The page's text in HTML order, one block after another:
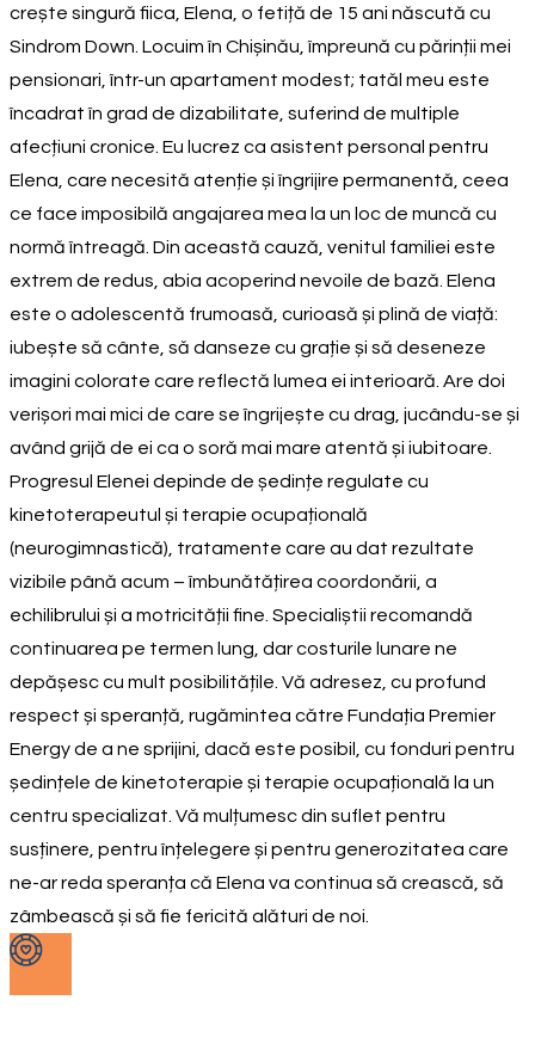
crește singură fiica, Elena, o fetiță de 15 ani născută cu
Sindrom Down. Locuim în Chișinău, împreună cu părinții mei
pensionari, într-un apartament modest; tatăl meu este
încadrat în grad de dizabilitate, suferind de multiple
afecțiuni cronice. Eu lucrez ca asistent personal pentru
Elena, care necesită atenție și îngrijire permanentă, ceea
ce face imposibilă angajarea mea la un loc de muncă cu
normă întreagă. Din această cauză, venitul familiei este
extrem de redus, abia acoperind nevoile de bază. Elena
este o adolescentă frumoasă, curioasă și plină de viață:
iubește să cânte, să danseze cu grație și să deseneze
imagini colorate care reflectă lumea ei interioară. Are doi
verișori mai mici de care se îngrijește cu drag, jucându-se și
având grijă de ei ca o soră mai mare atentă și iubitoare.
Progresul Elenei depinde de ședințe regulate cu
kinetoterapeutul și terapie ocupațională
(neurogimnastică), tratamente care au dat rezultate
vizibile până acum – îmbunătățirea coordonării, a
echilibrului și a motricității fine. Specialiștii recomandă
continuarea pe termen lung, dar costurile lunare ne
depășesc cu mult posibilitățile. Vă adresez, cu profund
respect și speranță, rugămintea către Fundația Premier
Energy de a ne sprijini, dacă este posibil, cu fonduri pentru
ședințele de kinetoterapie și terapie ocupațională la un
centru specializat. Vă mulțumesc din suflet pentru
susținere, pentru înțelegere și pentru generozitatea care
ne-ar reda speranța că Elena va continua să crească, să
zâmbească și să fie fericită alături de noi.